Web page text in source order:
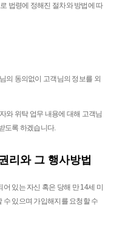
법령에 정해진 절차와 방법에 따
의 동의없이 고객님의 정보를 외
와 위탁 업무 내용에 대해 고객님
도록 하겠습니다.
리와 그 행사방법
있는 자신 혹은 당해 만 14세 미
있으며 가입해지를 요청할 수